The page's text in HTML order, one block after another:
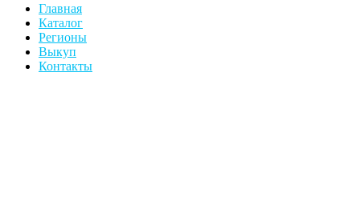
Главная
Каталог
Регионы
Выкуп
Контакты